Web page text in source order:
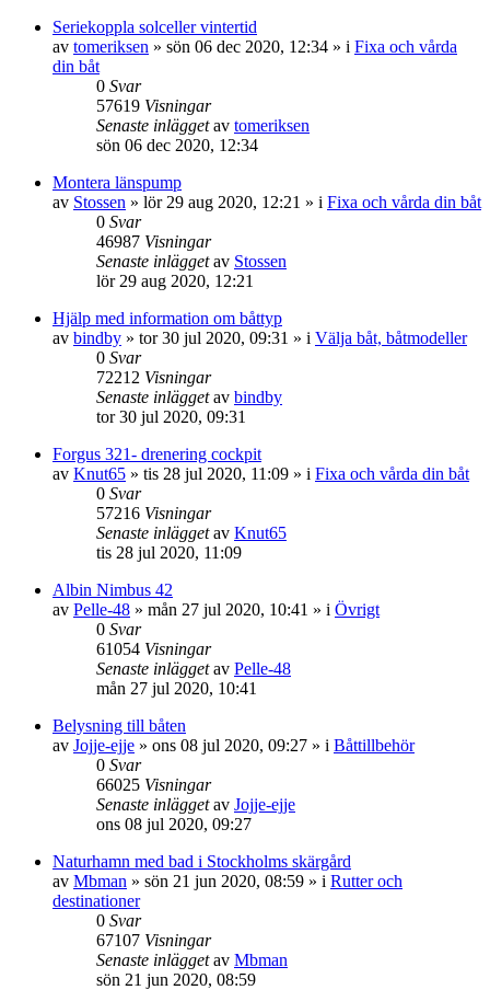
Seriekoppla solceller vintertid
av tomeriksen » sön 06 dec 2020, 12:34 » i Fixa och vårda
din båt
0 Svar
57619 Visningar
Senaste inläggetav tomeriksen
sön 06 dec 2020, 12:34
Montera länspump
av Stossen » lör 29 aug 2020, 12:21 » i Fixa och vårda din båt
0 Svar
46987 Visningar
Senaste inläggetav Stossen
lör 29 aug 2020, 12:21
Hjälp med information om båttyp
av bindby » tor 30 jul 2020, 09:31 » i Välja båt, båtmodeller
0 Svar
72212 Visningar
Senaste inläggetav bindby
tor 30 jul 2020, 09:31
Forgus 321- drenering cockpit
av Knut65 » tis 28 jul 2020, 11:09 » i Fixa och vårda din båt
0 Svar
57216 Visningar
Senaste inläggetav Knut65
tis 28 jul 2020, 11:09
Albin Nimbus 42
av Pelle-48 » mån 27 jul 2020, 10:41 » i Övrigt
0 Svar
61054 Visningar
Senaste inläggetav Pelle-48
mån 27 jul 2020, 10:41
Belysning till båten
av Jojje-ejje » ons 08 jul 2020, 09:27 » i Båttillbehör
0 Svar
66025 Visningar
Senaste inläggetav Jojje-ejje
ons 08 jul 2020, 09:27
Naturhamn med bad i Stockholms skärgård
av Mbman » sön 21 jun 2020, 08:59 » i Rutter och
destinationer
0 Svar
67107 Visningar
Senaste inläggetav Mbman
sön 21 jun 2020, 08:59